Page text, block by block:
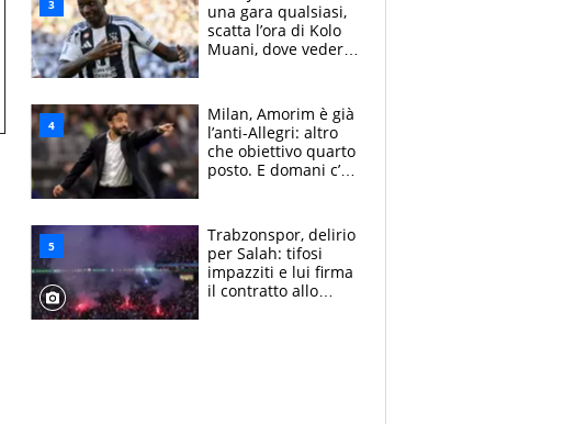
una gara qualsiasi,
scatta l’ora di Kolo
Muani, dove vederla
Milan, Amorim è già
l’anti-Allegri: altro
che obiettivo quarto
posto. E domani c’è
Trabzonspor, delirio
per Salah: tifosi
impazziti e lui firma
il contratto allo